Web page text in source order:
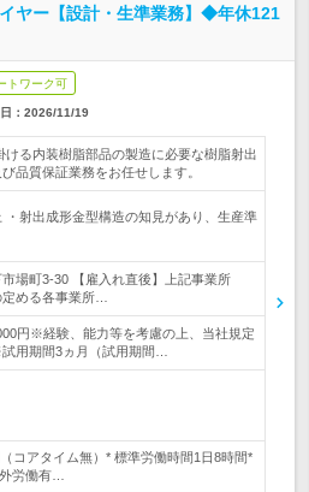
ヤー【設計・生準業務】◆年休121
トワーク可
： 2026/11/19
ける内装樹脂部品の製造に必要な樹脂射出
品質保証業務をお任せします。
・射出成形金型構造の知見があり、生産準
場町3-30 【雇入れ直後】上記事業所
定める各事業所…
円※経験、能力等を考慮の上、当社規定
用期間3ヵ月（試用期間…
コアタイム無）* 標準労働時間1日8時間*
労働有…